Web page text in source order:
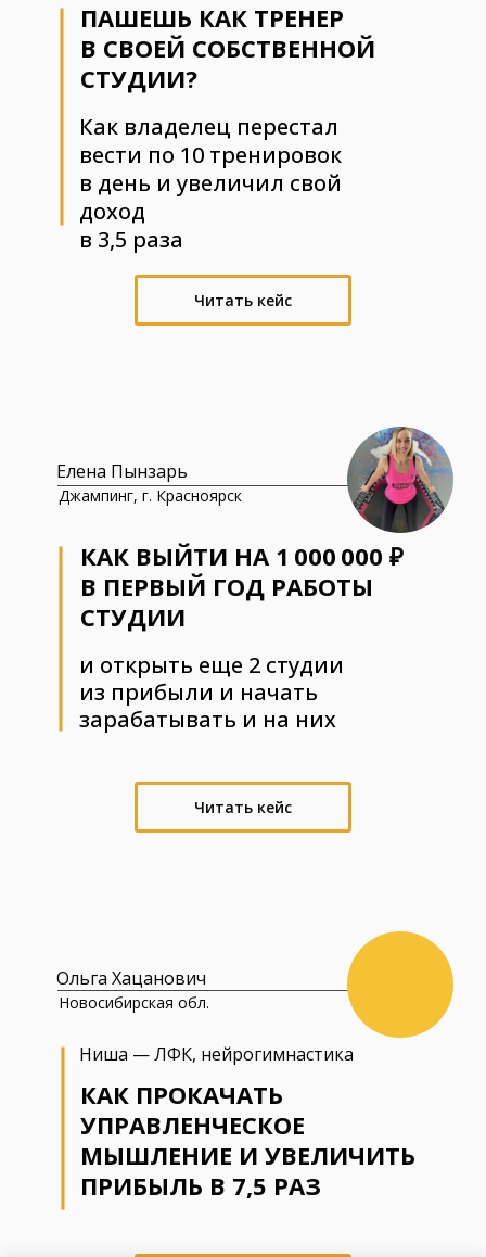
Как владелец перестал
вести по 10 тренировок
в день и увеличил свой
доход
в 3,5 раза
ПАШЕШЬ КАК ТРЕНЕР
В СВОЕЙ СОБСТВЕННОЙ
СТУДИИ?
Читать кейс
и открыть еще 2 студии
из прибыли и начать
зарабатывать и на них
КАК ВЫЙТИ НА 1 000 000 ₽
В ПЕРВЫЙ ГОД РАБОТЫ
СТУДИИ
Джампинг, г. Красноярск
Елена Пынзарь
Читать кейс
КАК ПРОКАЧАТЬ
УПРАВЛЕНЧЕСКОЕ
МЫШЛЕНИЕ И УВЕЛИЧИТЬ
ПРИБЫЛЬ В 7,5 РАЗ
Ниша — ЛФК, нейрогимнастика
Новосибирская обл.
Ольга Хацанович